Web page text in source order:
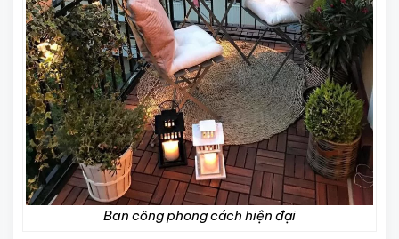
Ban công phong cách hiện đại